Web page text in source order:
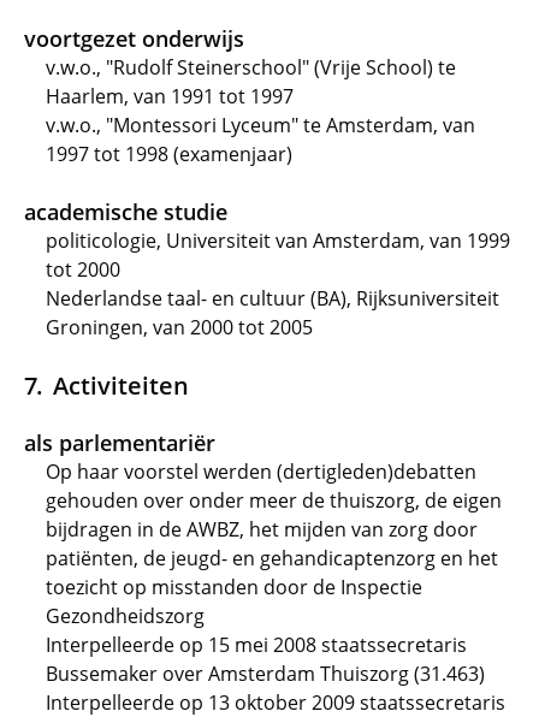
voortgezet onderwijs
v.w.o., "Rudolf Steinerschool" (Vrije School) te
Haarlem, van 1991 tot 1997
v.w.o., "Montessori Lyceum" te Amsterdam, van
1997 tot 1998 (examenjaar)
academische studie
politicologie, Universiteit van Amsterdam, van 1999
tot 2000
Nederlandse taal- en cultuur (BA), Rijksuniversiteit
Groningen, van 2000 tot 2005
Activiteiten
als parlementariër
Op haar voorstel werden (dertigleden)debatten
gehouden over onder meer de thuiszorg, de eigen
bijdragen in de AWBZ, het mijden van zorg door
patiënten, de jeugd- en gehandicaptenzorg en het
toezicht op misstanden door de Inspectie
Gezondheidszorg
Interpelleerde op 15 mei 2008 staatssecretaris
Bussemaker over Amsterdam Thuiszorg (31.463)
Interpelleerde op 13 oktober 2009 staatssecretaris